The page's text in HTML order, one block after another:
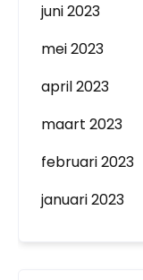
juni 2023
mei 2023
april 2023
maart 2023
februari 2023
januari 2023